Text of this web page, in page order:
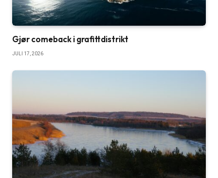
Gjør comeback i grafittdistrikt
JULI 17, 2026